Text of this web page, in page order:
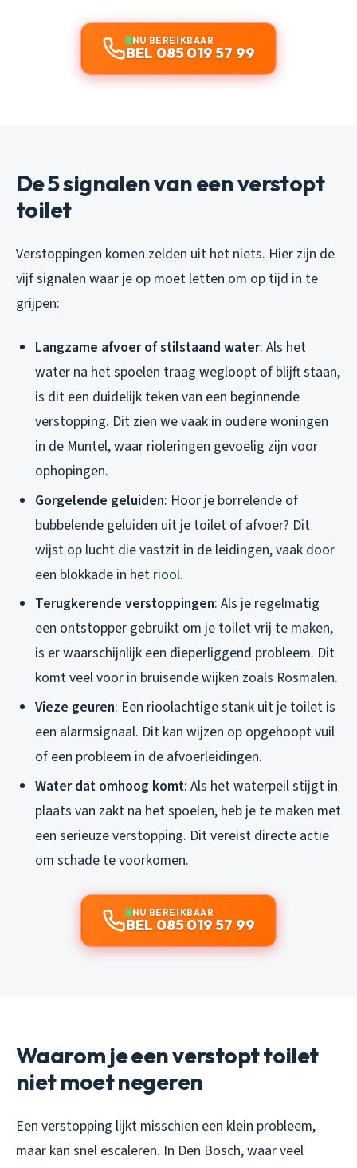
NU BEREIKBAAR
BEL 085 019 57 99
De 5 signalen van een verstopt
toilet
Verstoppingen komen zelden uit het niets. Hier zijn de
vijf signalen waar je op moet letten om op tijd in te
grijpen:
Langzame afvoer of stilstaand water: Als het
water na het spoelen traag wegloopt of blijft staan,
is dit een duidelijk teken van een beginnende
verstopping. Dit zien we vaak in oudere woningen
in de Muntel, waar rioleringen gevoelig zijn voor
ophopingen.
Gorgelende geluiden: Hoor je borrelende of
bubbelende geluiden uit je toilet of afvoer? Dit
wijst op lucht die vastzit in de leidingen, vaak door
een blokkade in het riool.
Terugkerende verstoppingen: Als je regelmatig
een ontstopper gebruikt om je toilet vrij te maken,
is er waarschijnlijk een dieperliggend probleem. Dit
komt veel voor in bruisende wijken zoals Rosmalen.
Vieze geuren: Een rioolachtige stank uit je toilet is
een alarmsignaal. Dit kan wijzen op opgehoopt vuil
of een probleem in de afvoerleidingen.
Water dat omhoog komt: Als het waterpeil stijgt in
plaats van zakt na het spoelen, heb je te maken met
een serieuze verstopping. Dit vereist directe actie
om schade te voorkomen.
NU BEREIKBAAR
BEL 085 019 57 99
Waarom je een verstopt toilet
niet moet negeren
Een verstopping lijkt misschien een klein probleem,
maar kan snel escaleren. In Den Bosch, waar veel